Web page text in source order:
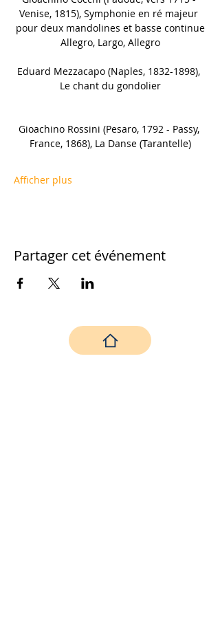
Venise, 1815), Symphonie en ré majeur
pour deux mandolines et basse continue
Allegro, Largo, Allegro
Eduard Mezzacapo (Naples, 1832-1898),
Le chant du gondolier
Gioachino Rossini (Pesaro, 1792 - Passy,
France, 1868), La Danse (Tarantelle)
Afficher plus
Partager cet événement